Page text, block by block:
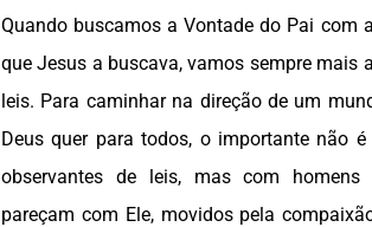
Quando buscamos a Vontade do Pai com
que Jesus a buscava, vamos sempre mais
leis. Para caminhar na direção de um
Deus quer para todos, o importante não
observantes de leis, mas com
pareçam com Ele, movidos pela